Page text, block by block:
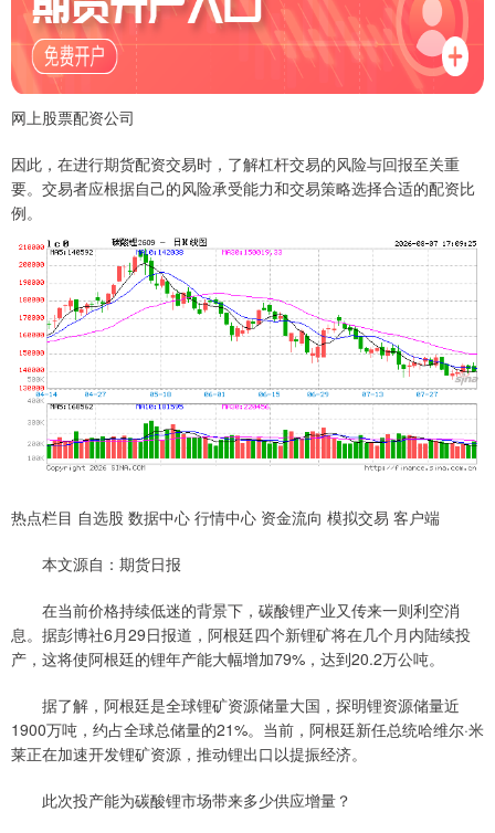
网上股票配资公司
因此，在进行期货配资交易时，了解杠杆交易的风险与回报至关重
要。交易者应根据自己的风险承受能力和交易策略选择合适的配资比
例。
热点栏目 自选股 数据中心 行情中心 资金流向 模拟交易 客户端
本文源自：期货日报
在当前价格持续低迷的背景下，碳酸锂产业又传来一则利空消
息。据彭博社6月29日报道，阿根廷四个新锂矿将在几个月内陆续投
产，这将使阿根廷的锂年产能大幅增加79%，达到20.2万公吨。
据了解，阿根廷是全球锂矿资源储量大国，探明锂资源储量近
1900万吨，约占全球总储量的21%。当前，阿根廷新任总统哈维尔·米
莱正在加速开发锂矿资源，推动锂出口以提振经济。
此次投产能为碳酸锂市场带来多少供应增量？